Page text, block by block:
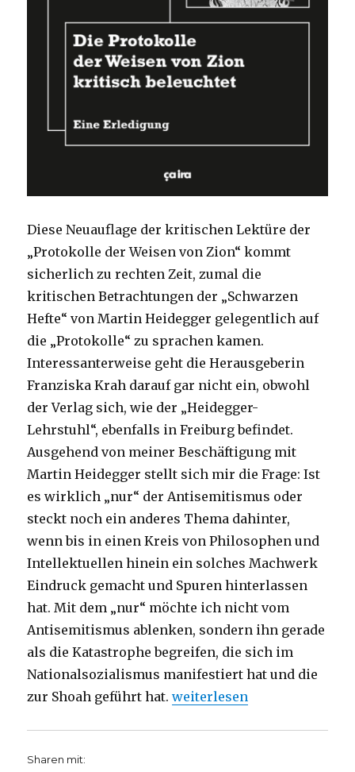
Diese Neuauflage der kritischen Lektüre der
„Protokolle der Weisen von Zion“ kommt
sicherlich zu rechten Zeit, zumal die
kritischen Betrachtungen der „Schwarzen
Hefte“ von Martin Heidegger gelegentlich auf
die „Protokolle“ zu sprachen kamen.
Interessanterweise geht die Herausgeberin
Franziska Krah darauf gar nicht ein, obwohl
der Verlag sich, wie der „Heidegger-
Lehrstuhl“, ebenfalls in Freiburg befindet.
Ausgehend von meiner Beschäftigung mit
Martin Heidegger stellt sich mir die Frage: Ist
es wirklich „nur“ der Antisemitismus oder
steckt noch ein anderes Thema dahinter,
wenn bis in einen Kreis von Philosophen und
Intellektuellen hinein ein solches Machwerk
Eindruck gemacht und Spuren hinterlassen
hat. Mit dem „nur“ möchte ich nicht vom
Antisemitismus ablenken, sondern ihn gerade
als die Katastrophe begreifen, die sich im
Nationalsozialismus manifestiert hat und die
zur Shoah geführt hat.„Grundlagen des
weiterlesen
Sharen mit: